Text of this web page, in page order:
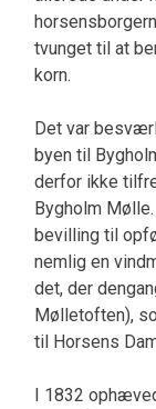
tvunget til at
korn.
Det var
byen til
derfor ikke
Bygholm
bevilling til
nemlig en
det, der
Mølletoften),
til Horsens
I 1832